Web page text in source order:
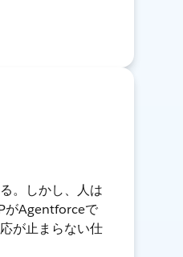
。しかし、人は
がAgentforceで
が止まらない仕